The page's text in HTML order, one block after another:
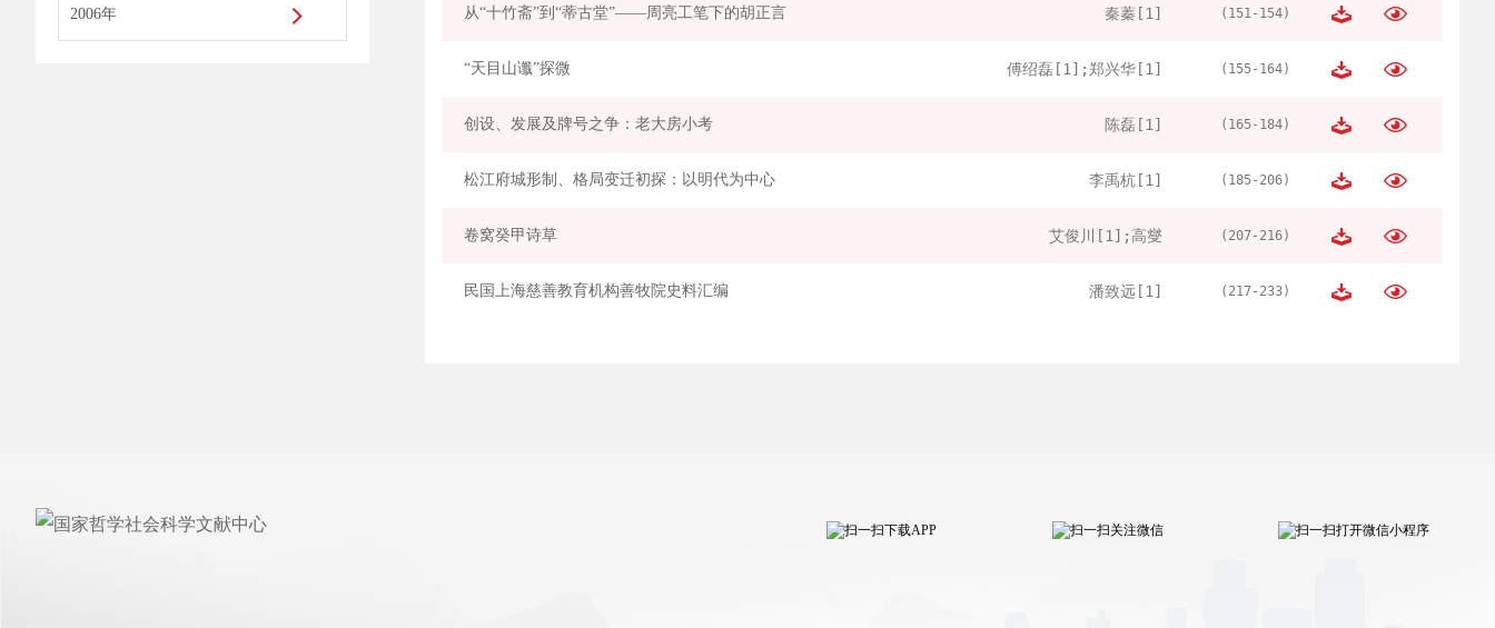
2006年 从“十竹斋”到“蒂古堂”——周亮工笔下的胡正言 秦蓁[1] (151-154)
“天目山谶”探微 傅绍磊[1];郑兴华[1] (155-164)
创设、发展及牌号之争：老大房小考 陈磊[1] (165-184)
松江府城形制、格局变迁初探：以明代为中心 李禹杭[1] (185-206)
卷窝癸甲诗草 艾俊川[1];高燮 (207-216)
民国上海慈善教育机构善牧院史料汇编 潘致远[1] (217-233)